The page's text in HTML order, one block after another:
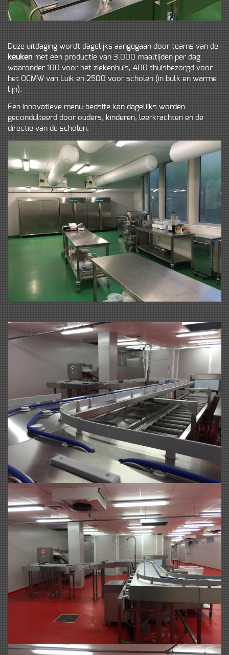
Deze uitdaging wordt dagelijks aangegaan door teams van de
keuken met een productie van 3.000 maaltijden per dag
waaronder 100 voor het ziekenhuis, 400 thuisbezorgd voor
het OCMW van Luik en 2500 voor scholen (in bulk en warme
lijn).
Een innovatieve menu-bedsite kan dagelijks worden
gecondulteerd door ouders, kinderen, leerkrachten en de
directie van de scholen.